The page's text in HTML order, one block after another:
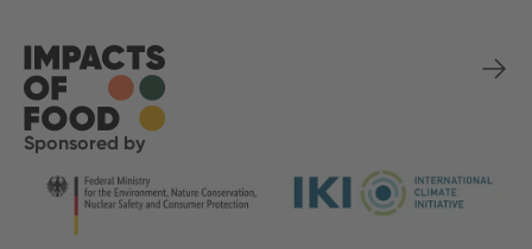
Sponsored by